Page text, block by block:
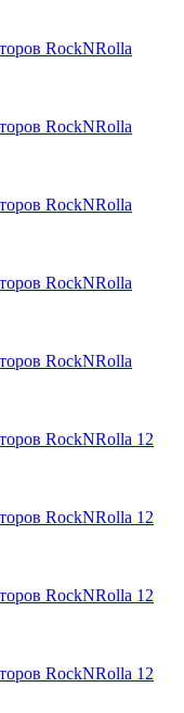
RockNRolla
RockNRolla
RockNRolla
RockNRolla
RockNRolla
RockNRolla 12
RockNRolla 12
RockNRolla 12
RockNRolla 12